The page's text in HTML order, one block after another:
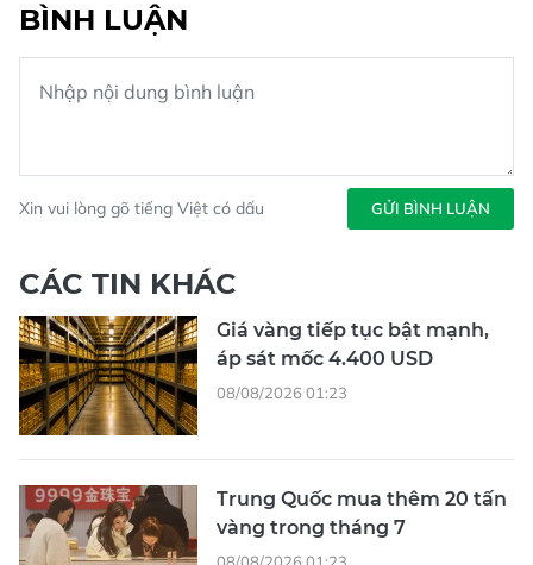
BÌNH LUẬN
Xin vui lòng gõ tiếng Việt có dấu GỬI BÌNH LUẬN
CÁC TIN KHÁC
Giá vàng tiếp tục bật mạnh,
áp sát mốc 4.400 USD
08/08/2026 01:23
Trung Quốc mua thêm 20 tấn
vàng trong tháng 7
08/08/2026 01:23